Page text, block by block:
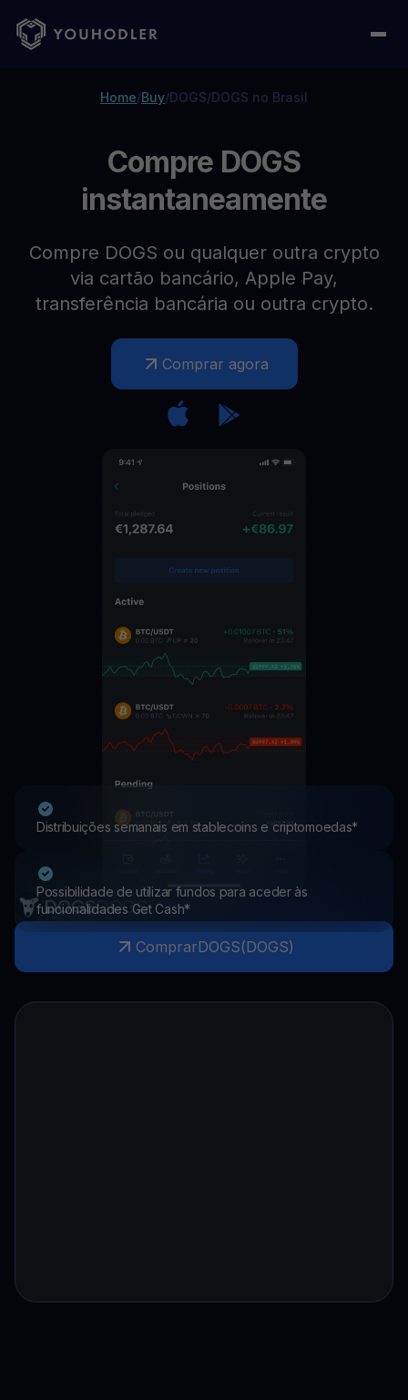
Home/Buy/DOGS/DOGS no Brasil
Compre DOGS
instantaneamente
Compre DOGS ou qualquer outra crypto
via cartão bancário, Apple Pay,
transferência bancária ou outra crypto.
Comprar agora
Distribuições semanais em stablecoins e criptomoedas*
Possibilidade de utilizar fundos para aceder às
funcionalidades Get Cash*
DOGSDOGS
ComprarDOGS(DOGS)